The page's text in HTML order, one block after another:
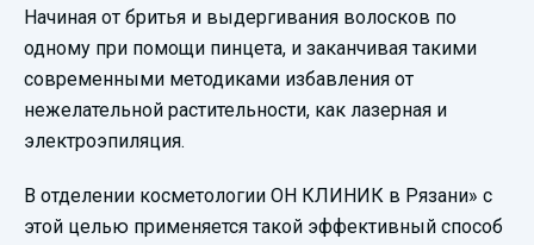
Начиная от бритья и выдергивания волосков по
одному при помощи пинцета, и заканчивая такими
современными методиками избавления от
нежелательной растительности, как лазерная и
электроэпиляция.
В отделении косметологии ОН КЛИНИК в Рязани» с
этой целью применяется такой эффективный способ